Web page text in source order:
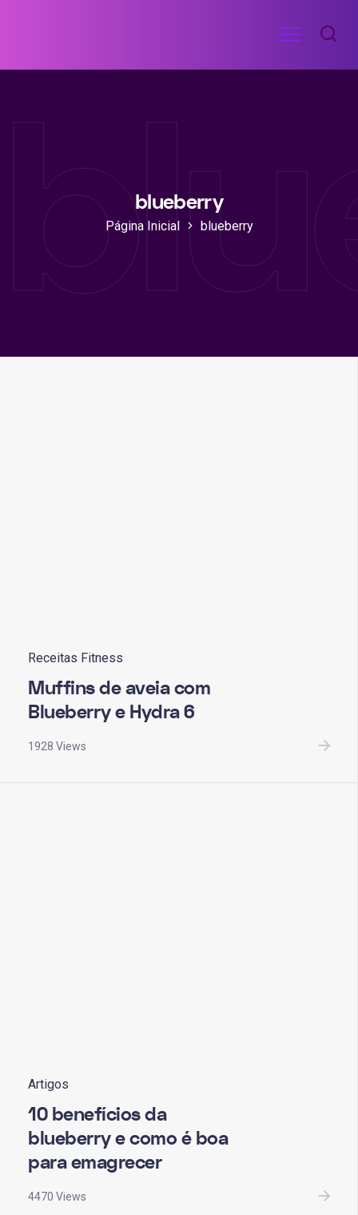
conteúdo
RECEITAS
ACADEMIA
Menu
blueberry
Página Inicial blueberry
Receitas Fitness
Muffins de aveia com
Blueberry e Hydra 6
1928 Views
Artigos
10 benefícios da
blueberry e como é boa
para emagrecer
4470 Views